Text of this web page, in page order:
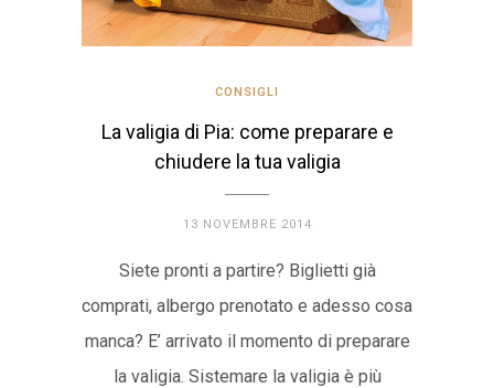
CONSIGLI
La valigia di Pia: come preparare e
chiudere la tua valigia
13 NOVEMBRE 2014
Siete pronti a partire? Biglietti già
comprati, albergo prenotato e adesso cosa
manca? E’ arrivato il momento di preparare
la valigia. Sistemare la valigia è più